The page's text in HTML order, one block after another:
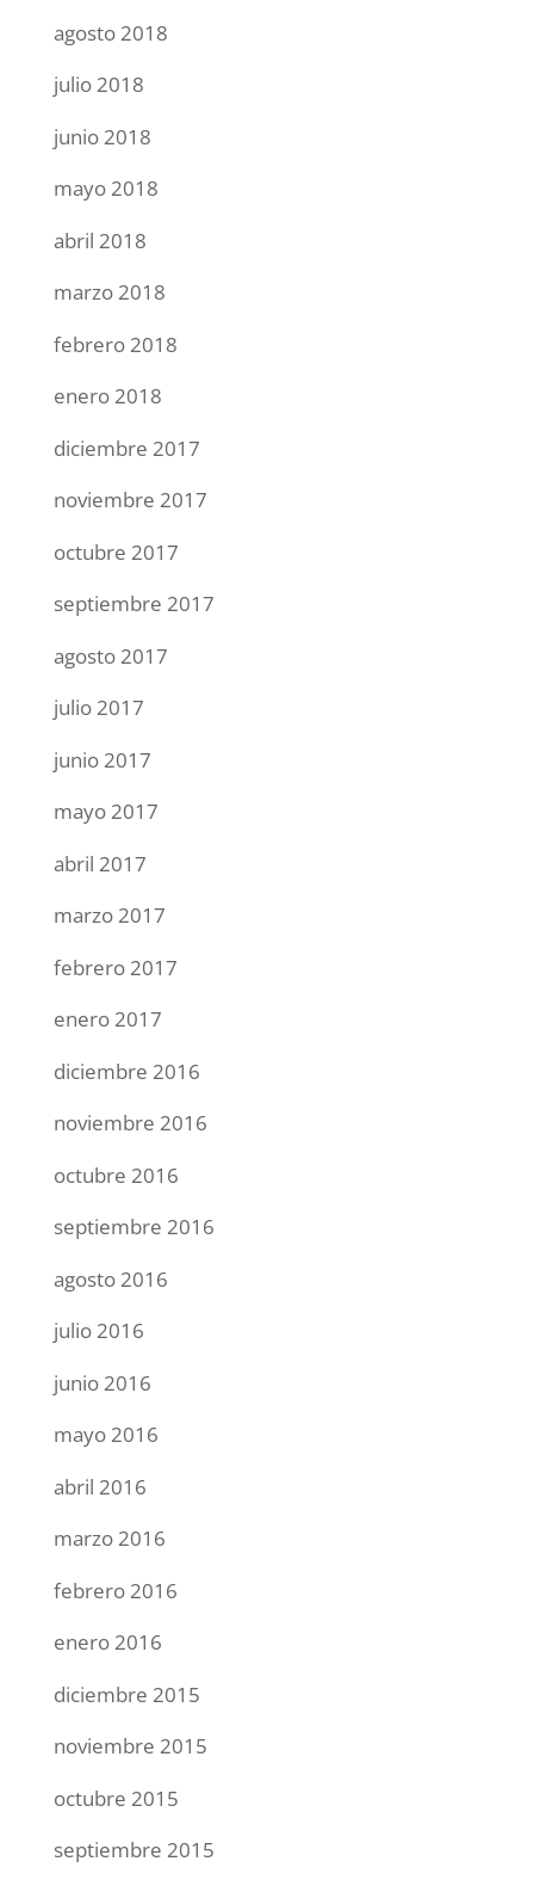
agosto 2018
julio 2018
junio 2018
mayo 2018
abril 2018
marzo 2018
febrero 2018
enero 2018
diciembre 2017
noviembre 2017
octubre 2017
septiembre 2017
agosto 2017
julio 2017
junio 2017
mayo 2017
abril 2017
marzo 2017
febrero 2017
enero 2017
diciembre 2016
noviembre 2016
octubre 2016
septiembre 2016
agosto 2016
julio 2016
junio 2016
mayo 2016
abril 2016
marzo 2016
febrero 2016
enero 2016
diciembre 2015
noviembre 2015
octubre 2015
septiembre 2015